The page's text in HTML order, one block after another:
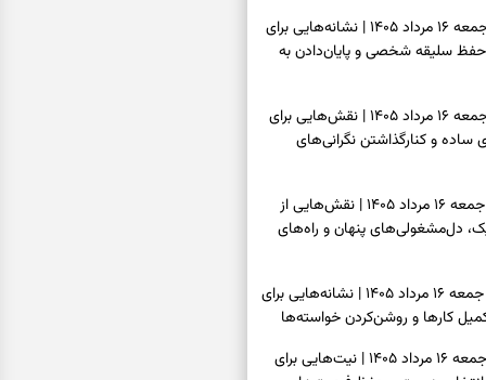
فال اسم امروز جمعه ۱۶ مرداد ۱۴۰۵ | نشانه‌هایی برای
حفظ سلیقه شخصی و پایان‌دادن به
فال چای امروز جمعه ۱۶ مرداد ۱۴۰۵ | نقش‌هایی برای
و کنارگذاشتن نگرانی‌های
فال قهوه امروز جمعه ۱۶ مرداد ۱۴۰۵ | نقش‌هایی از
دل‌مشغولی‌های پنهان و راه‌های
فال شمع امروز جمعه ۱۶ مرداد ۱۴۰۵ | نشانه‌هایی برای
کارها و روشن‌کردن خواسته‌ها
فال ابجد امروز جمعه ۱۶ مرداد ۱۴۰۵ | نیت‌هایی برای